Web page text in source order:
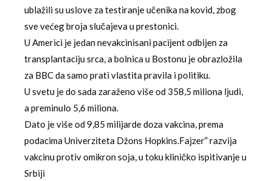
ublažili su uslove za testiranje učenika na kovid, zbog
sve većeg broja slučajeva u prestonici.
U Americi je jedan nevakcinisani pacijent odbijen za
transplantaciju srca, a bolnica u Bostonu je obrazložila
za BBC da samo prati vlastita pravila i politiku.
U svetu je do sada zaraženo više od 358,5 miliona ljudi,
a preminulo 5,6 miliona.
Dato je više od 9,85 milijarde doza vakcina, prema
podacima Univerziteta Džons Hopkins.Fajzer” razvija
vakcinu protiv omikron soja, u toku kliničko ispitivanje u
Srbiji